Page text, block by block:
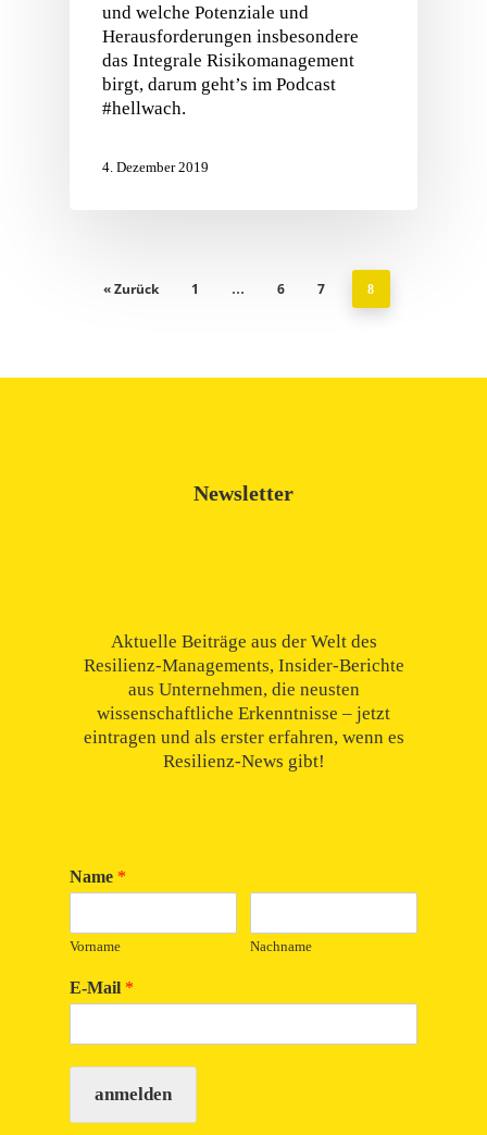
und welche Potenziale und
Herausforderungen insbesondere
das Integrale Risikomanagement
birgt, darum geht’s im Podcast
#hellwach.
4. Dezember 2019
« Zurück 1 … 6 7 8
Newsletter
Aktuelle Beiträge aus der Welt des
Resilienz-Managements, Insider-Berichte
aus Unternehmen, die neusten
wissenschaftliche Erkenntnisse – jetzt
eintragen und als erster erfahren, wenn es
Resilienz-News gibt!
Name *
Vorname Nachname
E-Mail *
anmelden